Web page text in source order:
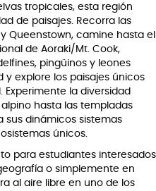
tropicales, esta región
de paisajes. Recorra las
Queenstown, camine hasta el
de Aoraki/Mt. Cook,
pingüinos y leones
y explore los paisajes únicos
Experimente la diversidad
hasta las templadas
sus dinámicos sistemas
únicos.
para estudiantes interesados
o simplemente en
al aire libre en uno de los